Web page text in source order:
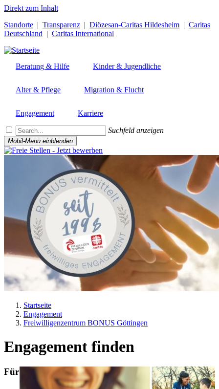
Direkt zum Inhalt
Standorte | Transparenz | Diözesan-Caritas Hildesheim | Caritas
Deutschland | Caritas International
Beratung & Hilfe Kinder & Jugendliche
Alter & Pflege Migration & Flucht
Engagement Karriere
Suchfeld anzeigen
Mobil-Menü einblenden
Pfadnavigation
Startseite
Engagement
Freiwilligenzentrum BONUS Göttingen
Engagement finden
Für